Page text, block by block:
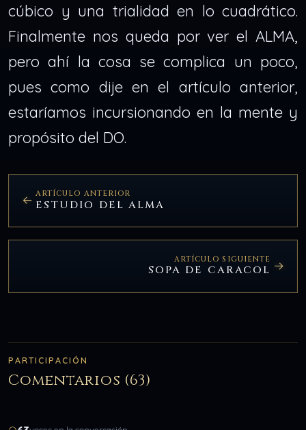
cúbico y una trialidad en lo cuadrático.
Finalmente nos queda por ver el ALMA,
pero ahí la cosa se complica un poco,
pues como dije en el artículo anterior,
estaríamos incursionando en la mente y
propósito del DO.
ARTÍCULO ANTERIOR
ESTUDIO DEL ALMA
ARTÍCULO SIGUIENTE
SOPA DE CARACOL
PARTICIPACIÓN
Comentarios (63)